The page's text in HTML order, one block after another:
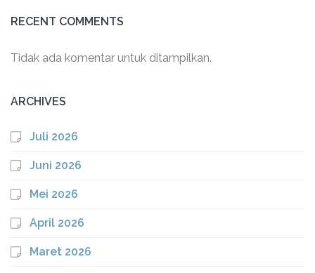
RECENT COMMENTS
Tidak ada komentar untuk ditampilkan.
ARCHIVES
Juli 2026
Juni 2026
Mei 2026
April 2026
Maret 2026